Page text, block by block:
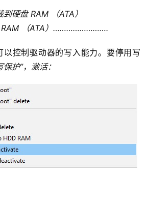
硬盘 RAM （ATA）
RAM （ATA）…………………….
以控制驱动器的写入能力。要停用写
保护”，激活：